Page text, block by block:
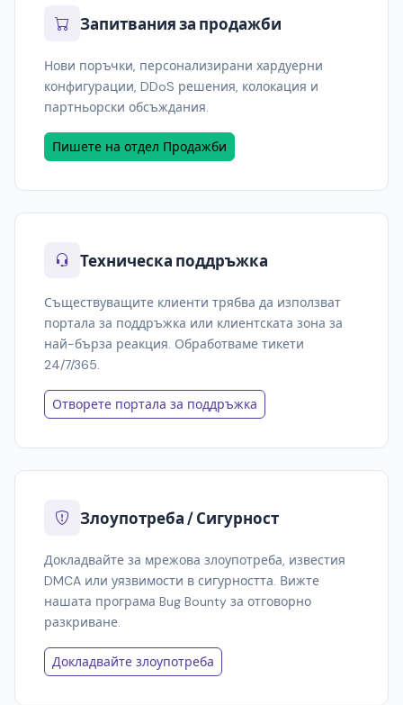
Запитвания за продажби
Нови поръчки, персонализирани хардуерни
конфигурации, DDoS решения, колокация и
партньорски обсъждания.
Пишете на отдел Продажби
Техническа поддръжка
Съществуващите клиенти трябва да използват
портала за поддръжка или клиентската зона за
най-бърза реакция. Обработваме тикети
24/7/365.
Отворете портала за поддръжка
Злоупотреба / Сигурност
Докладвайте за мрежова злоупотреба, известия
DMCA или уязвимости в сигурността. Вижте
нашата програма Bug Bounty за отговорно
разкриване.
Докладвайте злоупотреба